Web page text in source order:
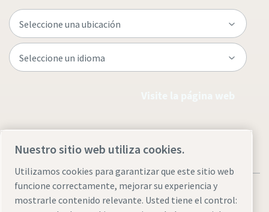
Nuestro sitio web utiliza cookies.
Utilizamos cookies para garantizar que este sitio web
funcione correctamente, mejorar su experiencia y
mostrarle contenido relevante. Usted tiene el control: